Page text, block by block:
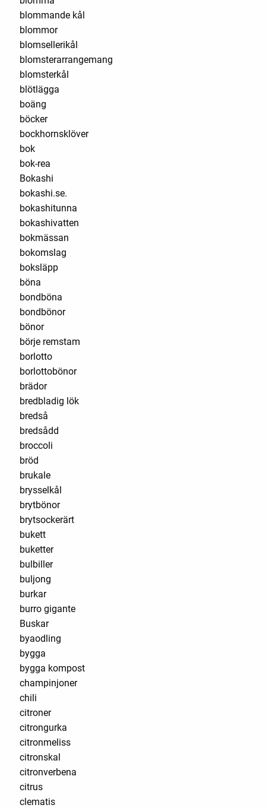
blommande kål
blommor
blomsellerikål
blomsterarrangemang
blomsterkål
blötlägga
boäng
böcker
bockhornsklöver
bok
bok-rea
Bokashi
bokashi.se.
bokashitunna
bokashivatten
bokmässan
bokomslag
boksläpp
böna
bondböna
bondbönor
bönor
börje remstam
borlotto
borlottobönor
brädor
bredbladig lök
bredså
bredsådd
broccoli
bröd
brukale
brysselkål
brytbönor
brytsockerärt
bukett
buketter
bulbiller
buljong
burkar
burro gigante
Buskar
byaodling
bygga
bygga kompost
champinjoner
chili
citroner
citrongurka
citronmeliss
citronskal
citronverbena
citrus
clematis